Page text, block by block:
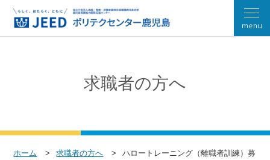
求職者の方へ
ホーム 求職者の方へ
ハロートレーニング（離職者訓練）募